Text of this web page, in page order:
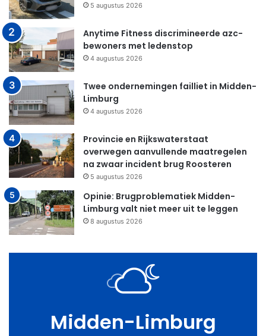
5 augustus 2026
Anytime Fitness discrimineerde azc-
bewoners met ledenstop
4 augustus 2026
Twee ondernemingen failliet in Midden-
Limburg
4 augustus 2026
Provincie en Rijkswaterstaat
overwegen aanvullende maatregelen
na zwaar incident brug Roosteren
5 augustus 2026
Opinie: Brugproblematiek Midden-
Limburg valt niet meer uit te leggen
8 augustus 2026
Midden-Limburg